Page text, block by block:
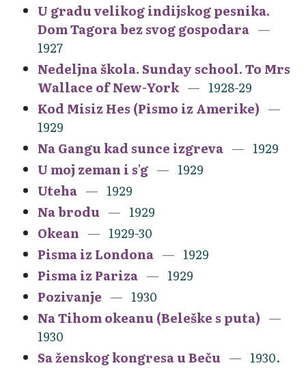
U gradu velikog indijskog pesnika.
Dom Tagora bez svog gospodara
1927
Nedeljna škola. Sunday school. To Mrs
Wallace of New-York
1928-29
Kod Misiz Hes (Pismo iz Amerike)
1929
Na Gangu kad sunce izgreva
1929
U moj zeman i s'g
1929
Uteha
1929
Na brodu
1929
Okean
1929-30
Pisma iz Londona
1929
Pisma iz Pariza
1929
Pozivanje
1930
Na Tihom okeanu (Beleške s puta)
1930
Sa ženskog kongresa u Beču
1930.